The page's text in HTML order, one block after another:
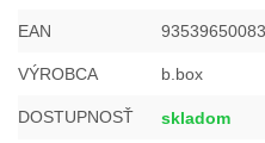
EAN
VÝROBCA b.box
DOSTUPNOSŤ skladom